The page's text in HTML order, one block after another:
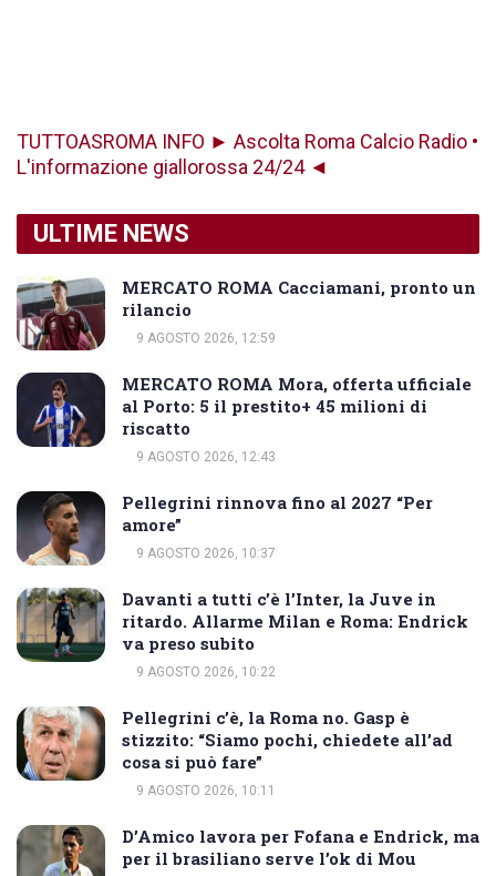
TUTTOASROMA INFO ► Ascolta Roma Calcio Radio •
L'informazione giallorossa 24/24 ◄
ULTIME NEWS
MERCATO ROMA Cacciamani, pronto un
rilancio
9 AGOSTO 2026, 12:59
MERCATO ROMA Mora, offerta ufficiale
al Porto: 5 il prestito+ 45 milioni di
riscatto
9 AGOSTO 2026, 12:43
Pellegrini rinnova fino al 2027 “Per
amore”
9 AGOSTO 2026, 10:37
Davanti a tutti c’è l’Inter, la Juve in
ritardo. Allarme Milan e Roma: Endrick
va preso subito
9 AGOSTO 2026, 10:22
Pellegrini c’è, la Roma no. Gasp è
stizzito: “Siamo pochi, chiedete all’ad
cosa si può fare”
9 AGOSTO 2026, 10:11
D’Amico lavora per Fofana e Endrick, ma
per il brasiliano serve l’ok di Mou